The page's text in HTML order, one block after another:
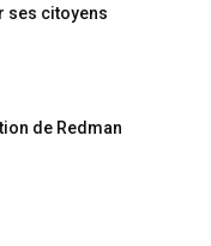
ses citoyens
de Redman